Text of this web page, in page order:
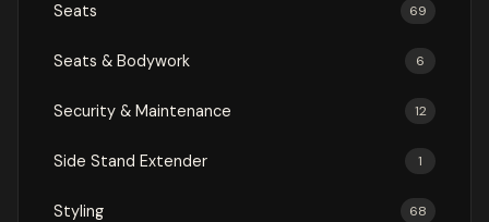
Seats 69
Seats & Bodywork 6
Security & Maintenance 12
Side Stand Extender 1
Styling 68